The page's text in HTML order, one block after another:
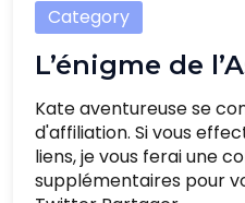
Category
L’énigme de
Kate aventureuse se
d'affiliation. Si vous
liens, je vous ferai une
supplémentaires pour